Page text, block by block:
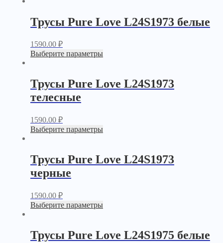
Трусы Pure Love L24S1973 белые
1590.00 ₽
Выберите параметры
Трусы Pure Love L24S1973
телесные
1590.00 ₽
Выберите параметры
Трусы Pure Love L24S1973
черные
1590.00 ₽
Выберите параметры
Трусы Pure Love L24S1975 белые